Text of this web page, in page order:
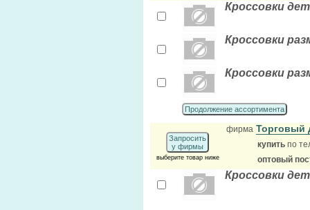
Кроссовки
Кроссовки
Кроссовки
Продолжение ассортимента
Запросить
у фирмы
выберите товар ниже
фирма
купить по
оптовый
Кроссовки